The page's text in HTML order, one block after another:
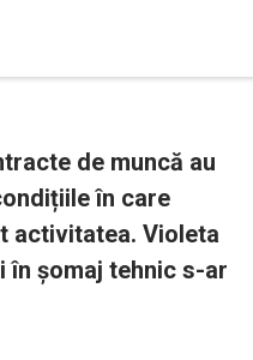
de muncă au
în care
activitatea. Violeta
în șomaj tehnic s-ar